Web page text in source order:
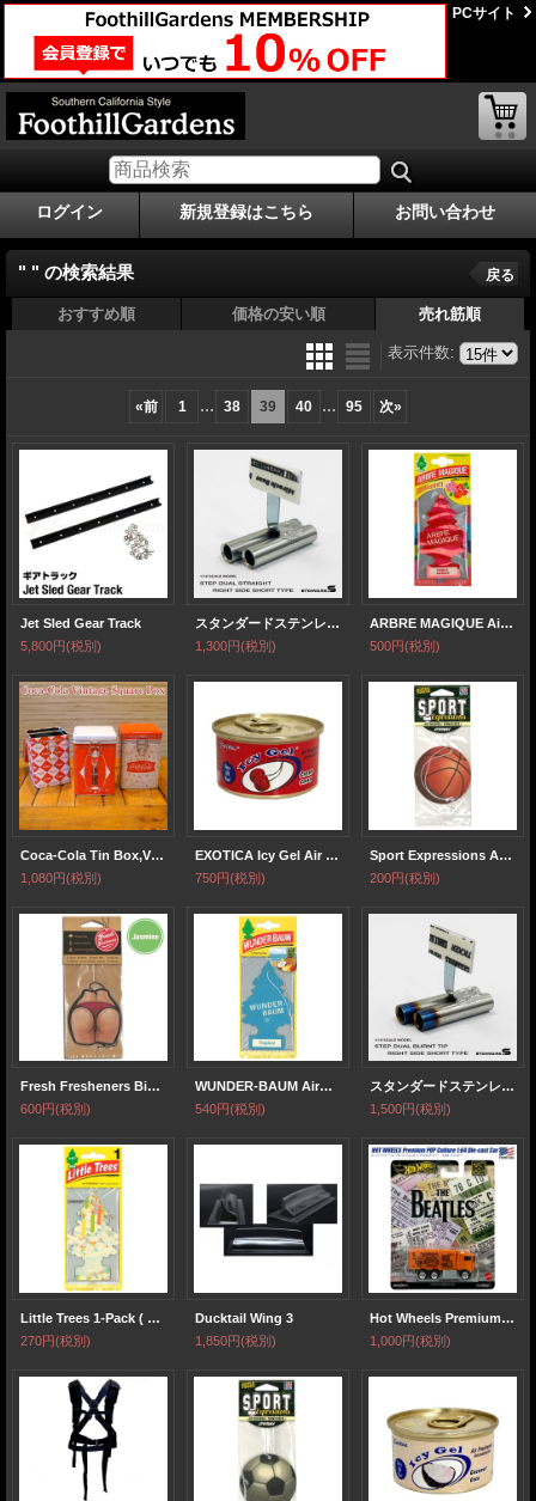
PCサイト
ログイン 新規登録はこちら お問い合わせ
" " の検索結果 戻る
おすすめ順 価格の安い順 売れ筋順
表示件数:
«前 1 ... 38 39 40 ... 95 次»
Jet Sled Gear Track
5,800円(税別)
スタンダードステンレスマフラー（ステップデュアル右側ショート 出口径6Φ ステー⇔出口15ｍｍ）
1,300円(税別)
ARBRE MAGIQUE Air Freshener ( Violet&Gardenia )【メール便OK】
500円(税別)
Coca-Cola Tin Box,Vintage Square Lock
1,080円(税別)
EXOTICA Icy Gel Air Freshener ( Cherry )
750円(税別)
Sport Expressions Air Freshener ( Basketball )【メール便OK】
200円(税別)
Fresh Fresheners Bikini Butt ( Jasmine )【メール便OK】
600円(税別)
WUNDER-BAUM AirFreshener ( Tropical ) 【メール便OK】
540円(税別)
スタンダードステンレスマフラー（ステップデュアル右側ショート 焼色加工 出口径6Φ ステー⇔出口15ｍｍ）
1,500円(税別)
Little Trees 1-Pack ( Celebrate! )【廃盤・在庫限り】【メール便OK】
270円(税別)
Ducktail Wing 3
1,850円(税別)
Hot Wheels Premium POP Culture The Beatles HIWAY HAULER
1,000円(税別)